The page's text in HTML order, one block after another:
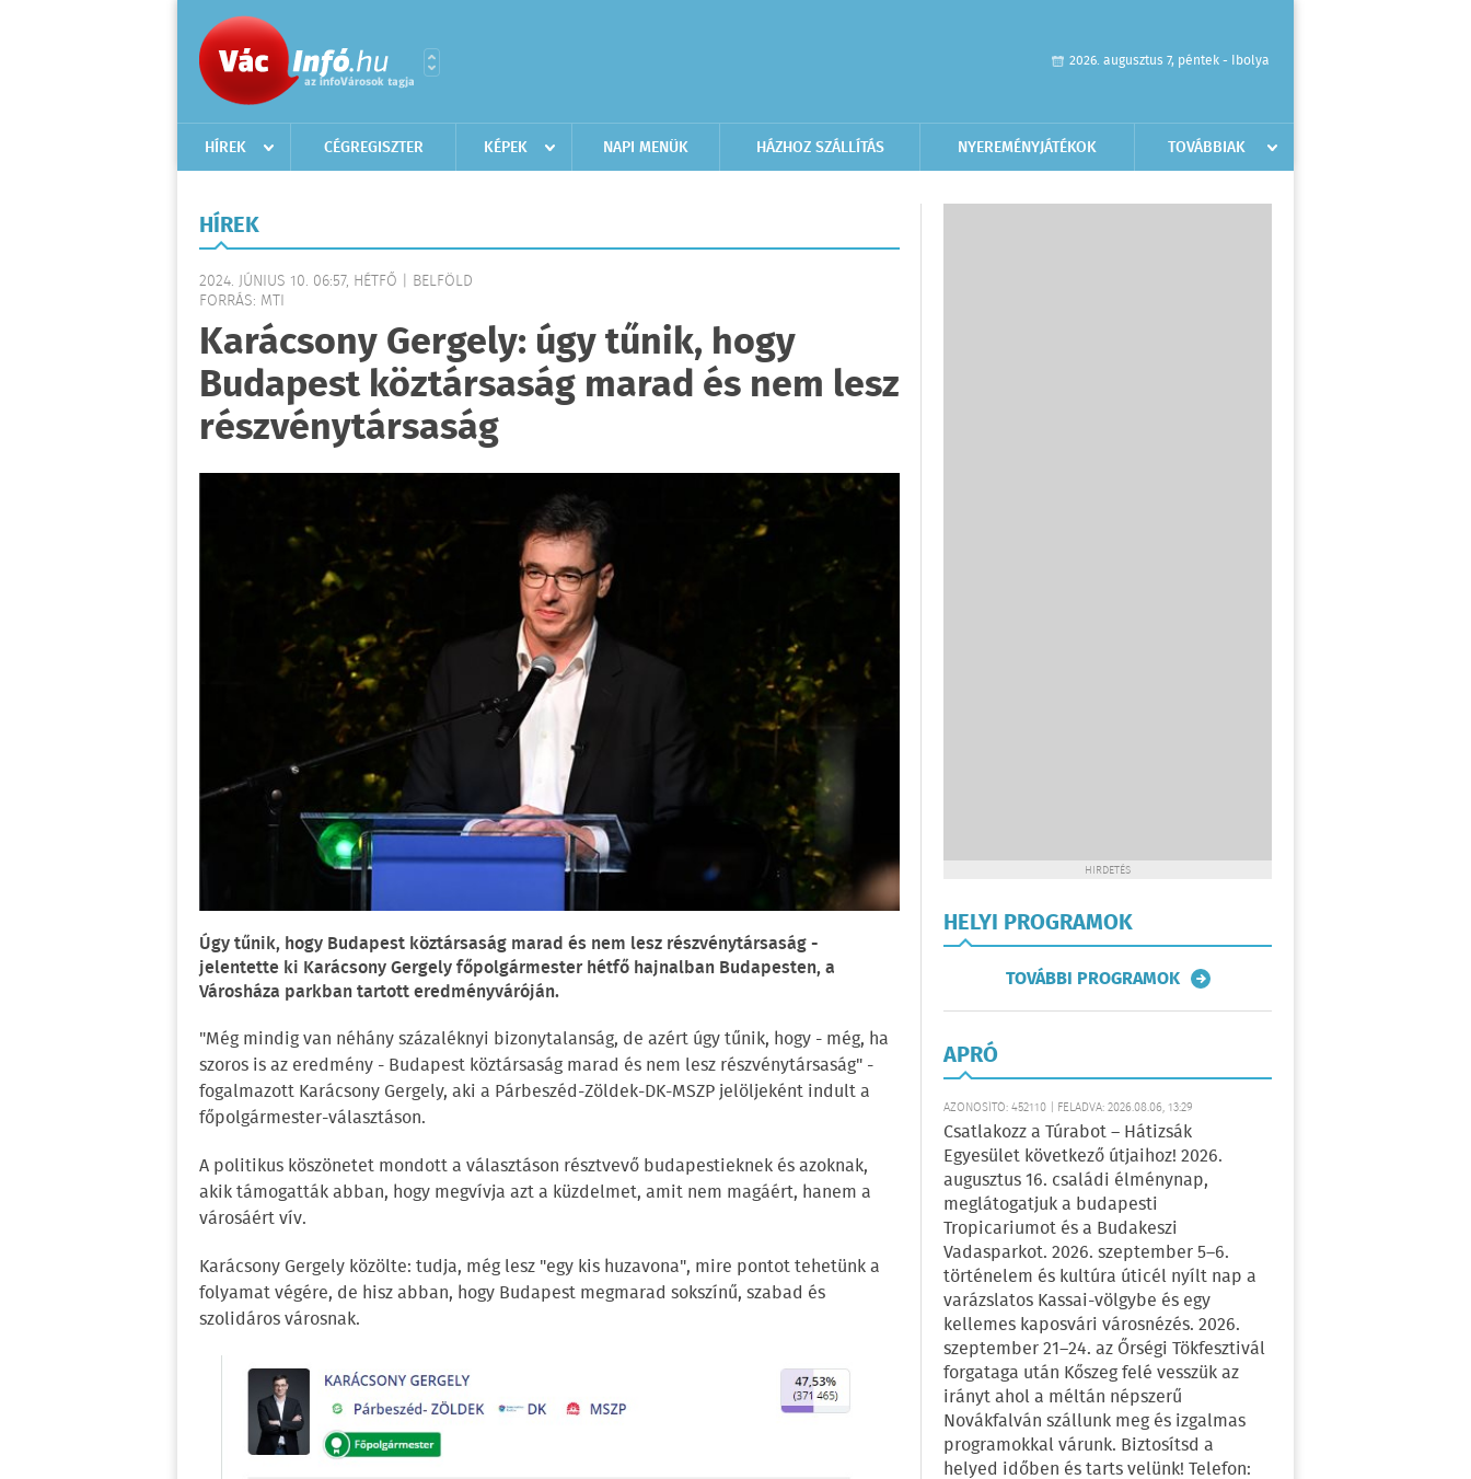
2026. augusztus 7, péntek - Ibolya
HÍREK CÉGREGISZTER KÉPEK NAPI MENÜK HÁZHOZ SZÁLLÍTÁS NYEREMÉNYJÁTÉKOK TOVÁBBIAK
HÍREK
2024. JÚNIUS 10. 06:57, HÉTFŐ | BELFÖLD
FORRÁS: MTI
Karácsony Gergely: úgy tűnik, hogy
Budapest köztársaság marad és nem lesz
részvénytársaság
Úgy tűnik, hogy Budapest köztársaság marad és nem lesz részvénytársaság -
jelentette ki Karácsony Gergely főpolgármester hétfő hajnalban Budapesten, a
Városháza parkban tartott eredményváróján.
"Még mindig van néhány százaléknyi bizonytalanság, de azért úgy tűnik, hogy - még, ha
szoros is az eredmény - Budapest köztársaság marad és nem lesz részvénytársaság" -
fogalmazott Karácsony Gergely, aki a Párbeszéd-Zöldek-DK-MSZP jelöljeként indult a
főpolgármester-választáson.
A politikus köszönetet mondott a választáson résztvevő budapestieknek és azoknak,
akik támogatták abban, hogy megvívja azt a küzdelmet, amit nem magáért, hanem a
városáért vív.
Karácsony Gergely közölte: tudja, még lesz "egy kis huzavona", mire pontot tehetünk a
folyamat végére, de hisz abban, hogy Budapest megmarad sokszínű, szabad és
szolidáros városnak.
HIRDETÉS
HELYI PROGRAMOK
TOVÁBBI PROGRAMOK
APRÓ
AZONOSÍTÓ: 452110 | FELADVA: 2026.08.06, 13:29
Csatlakozz a Túrabot – Hátizsák
Egyesület következő útjaihoz! 2026.
augusztus 16. családi élménynap,
meglátogatjuk a budapesti
Tropicariumot és a Budakeszi
Vadasparkot. 2026. szeptember 5–6.
történelem és kultúra úticél nyílt nap a
varázslatos Kassai-völgybe és egy
kellemes kaposvári városnézés. 2026.
szeptember 21–24. az Őrségi Tökfesztivál
forgataga után Kőszeg felé vesszük az
irányt ahol a méltán népszerű
Novákfalván szállunk meg és izgalmas
programokkal várunk. Biztosítsd a
helyed időben és tarts velünk! Telefon: